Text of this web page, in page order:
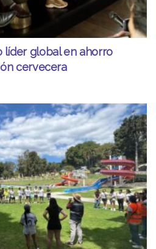
líder global en ahorro
cervecera